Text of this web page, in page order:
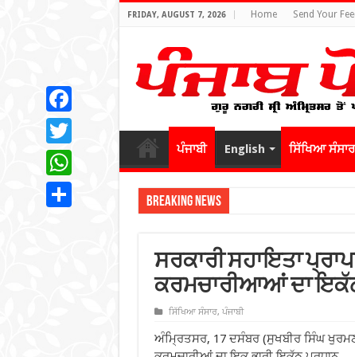
FRIDAY, AUGUST 7, 2026 Home Send Your
ਪੰਜਾਬੀ English ਸਿੱਖਿਆ ਸੰਸਾਰ
Breaking News
ਸਰਕਾਰੀ ਸਹਾਇਤਾ
ਕਰਮਚਾਰੀਆਆਂ ਦਾ
ਸਿੱਖਿਆ ਸੰਸਾਰ, ਪੰਜਾਬੀ
ਅੰਮ੍ਰਿਤਸਰ, 17 ਦਸੰਬਰ (ਸੁਖਬੀਰ ਸਿੰਘ
Facebook
Twitter
WhatsApp